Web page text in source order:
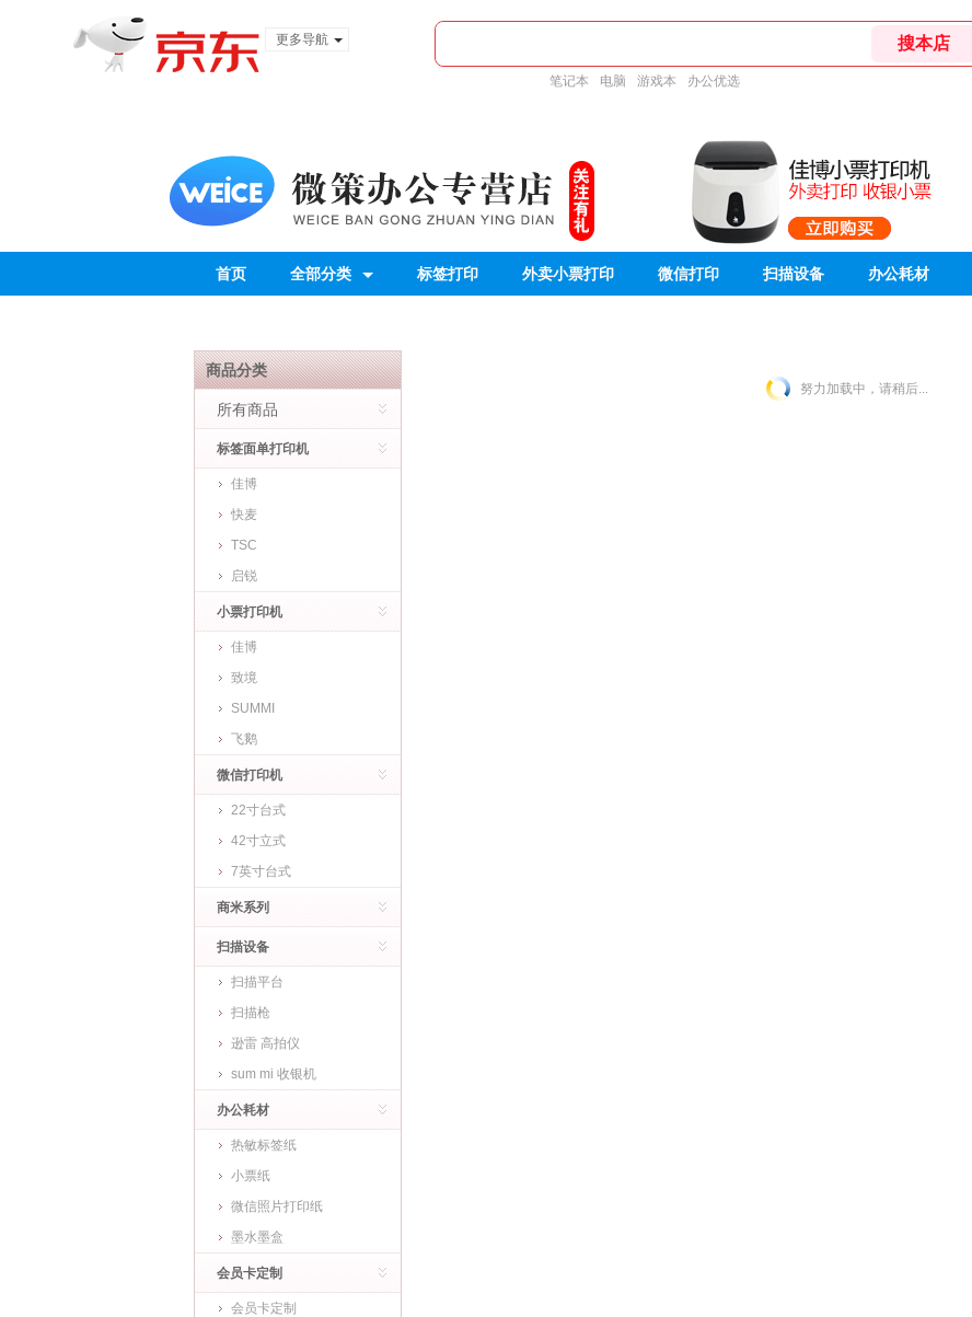
更多导航
笔记本 电脑 游戏本 办公优选
首页 全部分类 标签打印 外卖小票打印 微信打印 扫描设备 办公耗材
商品分类
所有商品
标签面单打印机
佳博
快麦
TSC
启锐
小票打印机
佳博
致境
SUMMI
飞鹅
微信打印机
22寸台式
42寸立式
7英寸台式
商米系列
扫描设备
扫描平台
扫描枪
逊雷 高拍仪
sum mi 收银机
办公耗材
热敏标签纸
小票纸
微信照片打印纸
墨水墨盒
会员卡定制
会员卡定制
努力加载中，请稍后...